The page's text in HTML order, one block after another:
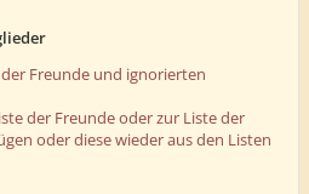
Freunde und ignorierten
der Freunde oder zur Liste der
oder diese wieder aus den Listen